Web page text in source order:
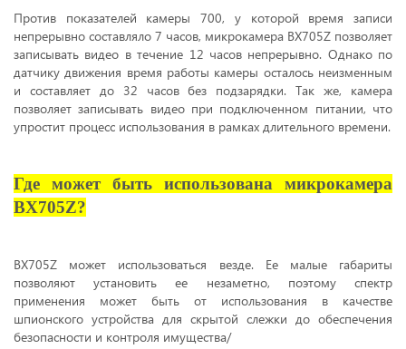
Против показателей камеры 700, у которой время записи
непрерывно составляло 7 часов, микрокамера BX705Z позволяет
записывать видео в течение 12 часов непрерывно. Однако по
датчику движения время работы камеры осталось неизменным
и составляет до 32 часов без подзарядки. Так же, камера
позволяет записывать видео при подключенном питании, что
упростит процесс использования в рамках длительного времени.
Где может быть использована микрокамера
BX705Z?
BX705Z может использоваться везде. Ее малые габариты
позволяют установить ее незаметно, поэтому спектр
применения может быть от использования в качестве
шпионского устройства для скрытой слежки до обеспечения
безопасности и контроля имущества/